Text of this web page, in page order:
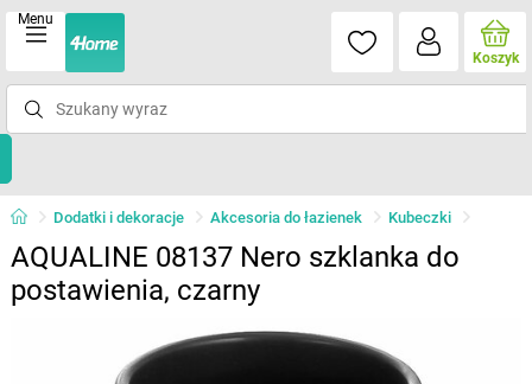
Menu
Koszyk
Dodatki i dekoracje Akcesoria do łazienek Kubeczki
AQUALINE 08137 Nero szklanka do
postawienia, czarny